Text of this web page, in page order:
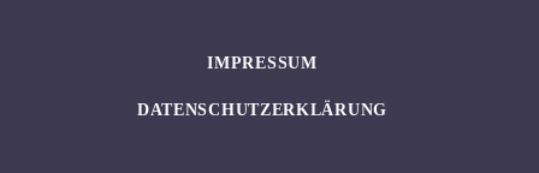
IMPRESSUM
DATENSCHUTZERKLÄRUNG